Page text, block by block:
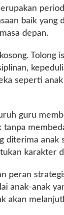
baik yang
depan.
Tolong
seperti
guru
tanpa
diterima anak
karakter
peran
anak-anak
akan